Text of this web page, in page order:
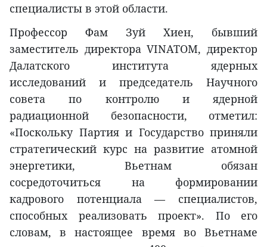
специалисты в этой области.
Профессор Фам Зуй Хиен, бывший
заместитель директора VINATOM, директор
Далатского института ядерных
исследований и председатель Научного
совета по контролю и ядерной
радиационной безопасности, отметил:
«Поскольку Партия и Государство приняли
стратегический курс на развитие атомной
энергетики, Вьетнам обязан
сосредоточиться на формировании
кадрового потенциала — специалистов,
способных реализовать проект». По его
словам, в настоящее время во Вьетнаме